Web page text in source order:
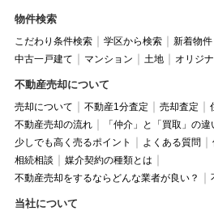
物件検索
こだわり条件検索 学区から検索 新着物件
中古一戸建て
マンション 土地 オリジ
不動産売却について
売却について 不動産1分査定 売却査定
不動産売却の流れ
「仲介」と「買取」の違
少しでも高く売るポイント
よくある質問
相続相談
媒介契約の種類とは
不動産売却をするならどんな業者が良い？
当社について